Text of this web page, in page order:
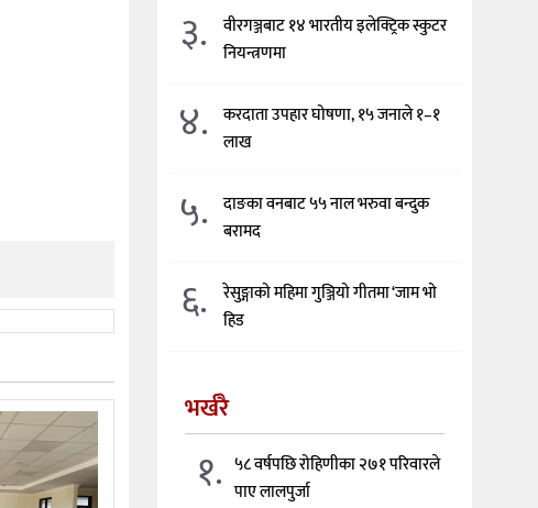
३.
वीरगञ्जबाट १४ भारतीय इलेक्ट्रिक स्कुटर
नियन्त्रणमा
४.
करदाता उपहार घोषणा, १५ जनाले १–१
लाख
५.
दाङका वनबाट ५५ नाल भरुवा बन्दुक
बरामद
६.
रेसुङ्गाको महिमा गुञ्जियो गीतमा ‘जाम भो
हिड
भर्खरै
१. ५८ वर्षपछि रोहिणीका २७१ परिवारले
पाए लालपुर्जा